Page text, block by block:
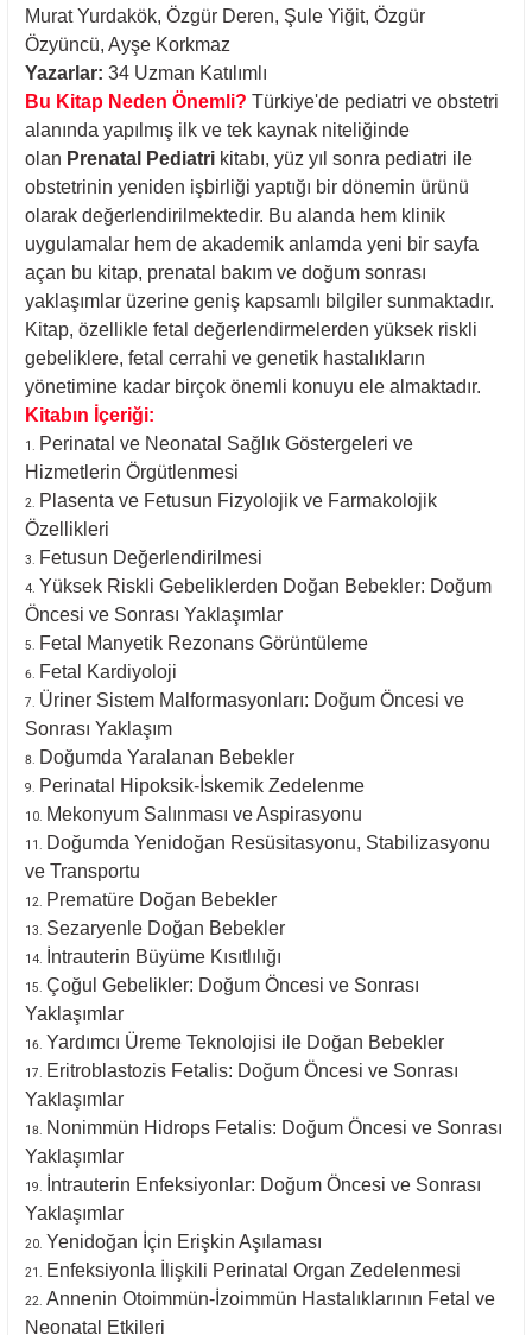
Murat Yurdakök, Özgür Deren, Şule Yiğit, Özgür
Özyüncü, Ayşe Korkmaz
Yazarlar: 34 Uzman Katılımlı
Bu Kitap Neden Önemli? Türkiye'de pediatri ve obstetri
alanında yapılmış ilk ve tek kaynak niteliğinde
olan Prenatal Pediatri kitabı, yüz yıl sonra pediatri ile
obstetrinin yeniden işbirliği yaptığı bir dönemin ürünü
olarak değerlendirilmektedir. Bu alanda hem klinik
uygulamalar hem de akademik anlamda yeni bir sayfa
açan bu kitap, prenatal bakım ve doğum sonrası
yaklaşımlar üzerine geniş kapsamlı bilgiler sunmaktadır.
Kitap, özellikle fetal değerlendirmelerden yüksek riskli
gebeliklere, fetal cerrahi ve genetik hastalıkların
yönetimine kadar birçok önemli konuyu ele almaktadır.
Kitabın İçeriği:
Perinatal ve Neonatal Sağlık Göstergeleri ve
Hizmetlerin Örgütlenmesi
Plasenta ve Fetusun Fizyolojik ve Farmakolojik
Özellikleri
Fetusun Değerlendirilmesi
Yüksek Riskli Gebeliklerden Doğan Bebekler: Doğum
Öncesi ve Sonrası Yaklaşımlar
Fetal Manyetik Rezonans Görüntüleme
Fetal Kardiyoloji
Üriner Sistem Malformasyonları: Doğum Öncesi ve
Sonrası Yaklaşım
Doğumda Yaralanan Bebekler
Perinatal Hipoksik-İskemik Zedelenme
Mekonyum Salınması ve Aspirasyonu
Doğumda Yenidoğan Resüsitasyonu, Stabilizasyonu
ve Transportu
Prematüre Doğan Bebekler
Sezaryenle Doğan Bebekler
İntrauterin Büyüme Kısıtlılığı
Çoğul Gebelikler: Doğum Öncesi ve Sonrası
Yaklaşımlar
Yardımcı Üreme Teknolojisi ile Doğan Bebekler
Eritroblastozis Fetalis: Doğum Öncesi ve Sonrası
Yaklaşımlar
Nonimmün Hidrops Fetalis: Doğum Öncesi ve Sonrası
Yaklaşımlar
İntrauterin Enfeksiyonlar: Doğum Öncesi ve Sonrası
Yaklaşımlar
Yenidoğan İçin Erişkin Aşılaması
Enfeksiyonla İlişkili Perinatal Organ Zedelenmesi
Annenin Otoimmün-İzoimmün Hastalıklarının Fetal ve
Neonatal Etkileri